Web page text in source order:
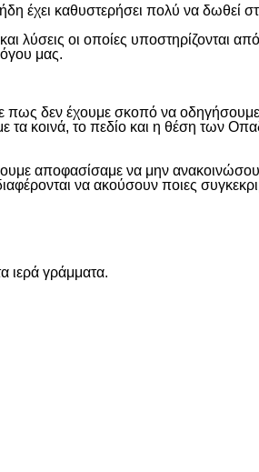
έχει καθυστερήσει πολύ να δωθεί
οι οποίες υποστηρίζονται
μας.
δεν έχουμε σκοπό να
κοινά, το πεδίο και η θέση των
αποφασίσαμε να μην
να ακούσουν ποιες
ιερά γράμματα.